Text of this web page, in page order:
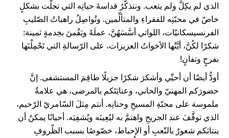
الذي لم يكِلَّ ولم يتعب. ونتذكَّرُ قداسةَ حياتِه التي تجلَّت بشكلٍ
خاصّ في محبّتِه للفقراءِ والمتألِّمين. وتُواصِلُ راهباتُ الصّليبِ
الفرنسيسكانيّات، اللواتي أسَّسَهُنَّ، عملَهُ ويَقُمنَ بخِدمةٍ ثمينة:
شكرًا لكُنَّ، أيَّتُها الأخواتُ العزيزات، على الرّسالةِ التي تَحْمِلْنَها
بفرحٍ وتفانٍ!
أودُّ أيضًا أن أحيِّي وأشكرَ شكرًا جزيلًا طاقِمَ المستشفى. إنَّ
حضورَكم المهنيّ والحاني، وعنايَتَكم بالمرضى، هي علامةٌ
ملموسة على محبّةِ المسيحِ وحنانِه. أنتم مِثلَ السّامريّ الرّحيم،
الذي توقَّفَ عند الجريحِ واهتمَّ به ليُعِينَه ويُشفِيَه. أحيانًا يمكنُ أن
ينتابَكم شعورٌ بالتّعبِ أو الإحباط، خصّوصًا بسبب الظّروفِ